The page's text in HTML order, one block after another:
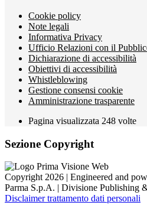
Cookie policy
Note legali
Informativa Privacy
Ufficio Relazioni con il
Dichiarazione di accessibilità
Obiettivi di accessibilità
Whistleblowing
Gestione consensi cookie
Amministrazione trasparente
Pagina visualizzata 248 volte
Sezione Copyright
Copyright 2026 | Engineered and
Parma S.p.A. | Divisione Publishing
Disclaimer trattamento dati personali